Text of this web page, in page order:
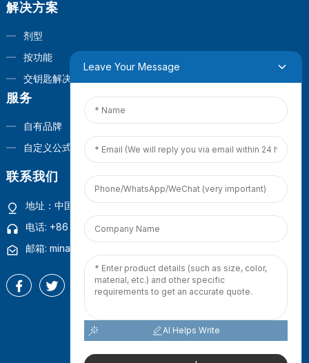
解决方案
剂型
按功能
交钥匙解决方案
服务
自有品牌
自定义公式
联系我们
地址：中国福建省厦门市观音山商业营运中心1号楼4楼
电话: +86 18965423693
邮箱: mina.cao@foxmail.com
版权所有 © 2025 百得宝（厦门）有限公司
Leave Your Message
AI Helps Write